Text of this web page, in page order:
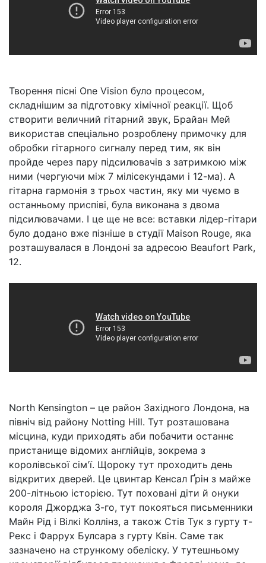
Творення пісні One Vision було процесом,
складнішим за підготовку хімічної реакції. Щоб
створити величний гітарний звук, Брайан Мей
використав спеціально розроблену примочку для
обробки гітарного сигналу перед тим, як він
пройде через пару підсилювачів з затримкою між
ними (чергуючи між 7 мілісекундами і 12-ма). А
гітарна гармонія з трьох частин, яку ми чуємо в
останньому приспіві, була виконана з двома
підсилювачами. І це ще не все: вставки лідер-гітари
було додано вже пізніше в студії Maison Rouge, яка
розташувалася в Лондоні за адресою Beaufort Park,
12.
North Kensington – це район Західного Лондона, на
північ від району Notting Hill. Тут розташована
місцина, куди приходять аби побачити останнє
пристанище відомих англійців, зокрема з
королівської сім'ї. Щороку тут проходить день
відкритих дверей. Це цвинтар Кенсал Ґрін з майже
200-літньою історією. Тут поховані діти й онуки
короля Джорджа 3-го, тут покояться письменники
Майн Рід і Вілкі Коллінз, а також Стів Тук з гурту т-
Рекс і Фаррух Булсара з гурту Квін. Саме так
зазначено на стрункому обеліску. У тутешньому